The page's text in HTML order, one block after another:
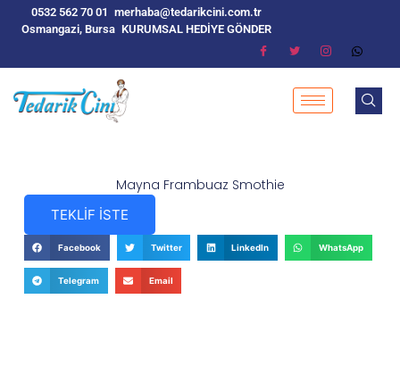
0532 562 70 01 merhaba@tedarikcini.com.tr
Osmangazi, Bursa KURUMSAL HEDİYE GÖNDER
Mayna Frambuaz Smothie
TEKLİF İSTE
Facebook Twitter LinkedIn WhatsApp
Telegram Email